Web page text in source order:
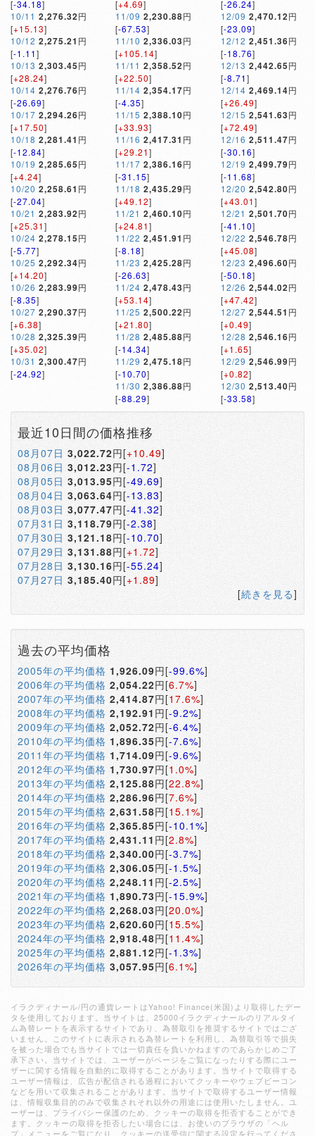
[-34.18]
10/11 2,276.32円
[+15.13]
10/12 2,275.21 円
[-1.11]
10/13 2,303.45円
[+28.24]
10/14 2,276.76円
[-26.69]
10/17 2,294.26円
[+17.50]
10/18 2,281.41 円
[-12.84]
10/19 2,285.65円
[+4.24]
10/20 2,258.61 円
[-27.04]
10/21 2,283.92円
[+25.31]
10/24 2,278.15円
[-5.77]
10/25 2,292.34円
[+14.20]
10/26 2,283.99円
[-8.35]
10/27 2,290.37円
[+6.38]
10/28 2,325.39円
[+35.02]
10/31 2,300.47円
[-24.92]
[+4.69]
11/09 2,230.88円
[-67.53]
11/10 2,336.03円
[+105.14]
11/11 2,358.52円
[+22.50]
11/14 2,354.17円
[-4.35]
11/15 2,388.10円
[+33.93]
11/16 2,417.31 円
[+29.21]
11/17 2,386.16円
[-31.15]
11/18 2,435.29円
[+49.12]
11/21 2,460.10円
[+24.81]
11/22 2,451.91 円
[-8.18]
11/23 2,425.28円
[-26.63]
11/24 2,478.43円
[+53.14]
11/25 2,500.22円
[+21.80]
11/28 2,485.88円
[-14.34]
11/29 2,475.18円
[-10.70]
11/30 2,386.88円
[-88.29]
[-26.24]
12/09 2,470.12円
[-23.09]
12/12 2,451.36円
[-18.76]
12/13 2,442.65円
[-8.71]
12/14 2,469.14円
[+26.49]
12/15 2,541.63円
[+72.49]
12/16 2,511.47円
[-30.16]
12/19 2,499.79円
[-11.68]
12/20 2,542.80円
[+43.01]
12/21 2,501.70円
[-41.10]
12/22 2,546.78円
[+45.08]
12/23 2,496.60円
[-50.18]
12/26 2,544.02円
[+47.42]
12/27 2,544.51 円
[+0.49]
12/28 2,546.16円
[+1.65]
12/29 2,546.99円
[+0.82]
12/30 2,513.40円
[-33.58]
最近10日間の価格推移
08月07日 3,022.72円[+10.49]
08月06日 3,012.23円[-1.72]
08月05日 3,013.95円[-49.69]
08月04日 3,063.64円[-13.83]
08月03日 3,077.47円[-41.32]
07月31日 3,118.79円[-2.38]
07月30日 3,121.18円[-10.70]
07月29日 3,131.88円[+1.72]
07月28日 3,130.16円[-55.24]
07月27日 3,185.40円[+1.89]
[続きを見る]
過去の平均価格
2005年の平均価格 1,926.09円[-99.6%]
2006年の平均価格 2,054.22円[6.7%]
2007年の平均価格 2,414.87円[17.6%]
2008年の平均価格 2,192.91 円[-9.2%]
2009年の平均価格 2,052.72円[-6.4%]
2010年の平均価格 1,896.35円[-7.6%]
2011年の平均価格 1,714.09円[-9.6%]
2012年の平均価格 1,730.97円[1.0%]
2013年の平均価格 2,125.88円[22.8%]
2014年の平均価格 2,286.96円[7.6%]
2015年の平均価格 2,631.58円[15.1%]
2016年の平均価格 2,365.85円[-10.1%]
2017年の平均価格 2,431.11 円[2.8%]
2018年の平均価格 2,340.00円[-3.7%]
2019年の平均価格 2,306.05円[-1.5%]
2020年の平均価格 2,248.11 円[-2.5%]
2021年の平均価格 1,890.73円[-15.9%]
2022年の平均価格 2,268.03円[20.0%]
2023年の平均価格 2,620.60円[15.5%]
2024年の平均価格 2,918.48円[11.4%]
2025年の平均価格 2,881.12円[-1.3%]
2026年の平均価格 3,057.95円[6.1%]
イラクディナール/円の通貨レートはYahoo! Finance(米国)より取得したデー
タを使用しております。当サイトは、25000イラクディナールのリアルタイ
ム為替レートを表示するサイトであり、為替取引を推奨するサイトではござ
いません。このサイトに表示される為替レートを利用し、為替取引等で損失
を被った場合でも当サイトでは一切責任を負いかねますのであらかじめご了
承下さい。当サイトでは、ユーザーがページをご覧になったりする際にユー
ザーに関する情報を自動的に取得することがあります。当サイトで取得する
ユーザー情報は、広告が配信される過程においてクッキーやウェブビーコン
などを用いて収集されることがあります。当サイトで取得するユーザー情報
は、情報収集目的のみで収集されそれ以外の用途には使用いたしません。ユ
ーザーは、プライバシー保護のため、クッキーの取得を拒否することができ
ます。クッキーの取得を拒否したい場合には、お使いのブラウザの「ヘル
プ」メニューをご覧になり、クッキーの送受信に関する設定を行ってくださ